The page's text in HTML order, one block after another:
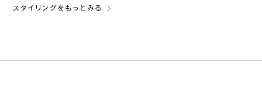
スタイリングをもっとみる